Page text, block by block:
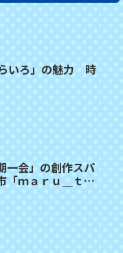
いろ」の魅力 時
一会」の創作スパ
ｍａｒｕ＿ｔａ